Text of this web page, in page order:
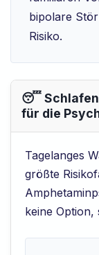
bipolare
Risiko.
😴
für die
Tagelanges
größte
keine